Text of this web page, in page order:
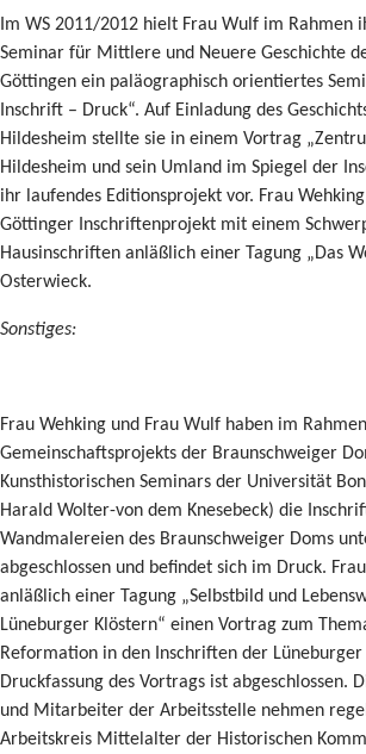
Im WS 2011/2012 hielt Frau Wulf im Rahmen
Seminar für Mittlere und Neuere Geschichte
Göttingen ein paläographisch orientiertes
Inschrift – Druck“. Auf Einladung des
Hildesheim stellte sie in einem Vortrag
Hildesheim und sein Umland im Spiegel der
ihr laufendes Editionsprojekt vor. Frau
Göttinger Inschriftenprojekt mit einem
Hausinschriften anläßlich einer Tagung „Das
Osterwieck.
Sonstiges:
Frau Wehking und Frau Wulf haben im
Gemeinschaftsprojekts der Braunschweiger
Kunsthistorischen Seminars der Universität
Harald Wolter-von dem Knesebeck) die
Wandmalereien des Braunschweiger Doms
abgeschlossen und befindet sich im Druck.
anläßlich einer Tagung „Selbstbild und
Lüneburger Klöstern“ einen Vortrag zum
Reformation in den Inschriften der Lüneburger
Druckfassung des Vortrags ist abgeschlossen.
und Mitarbeiter der Arbeitsstelle nehmen
Arbeitskreis Mittelalter der Historischen